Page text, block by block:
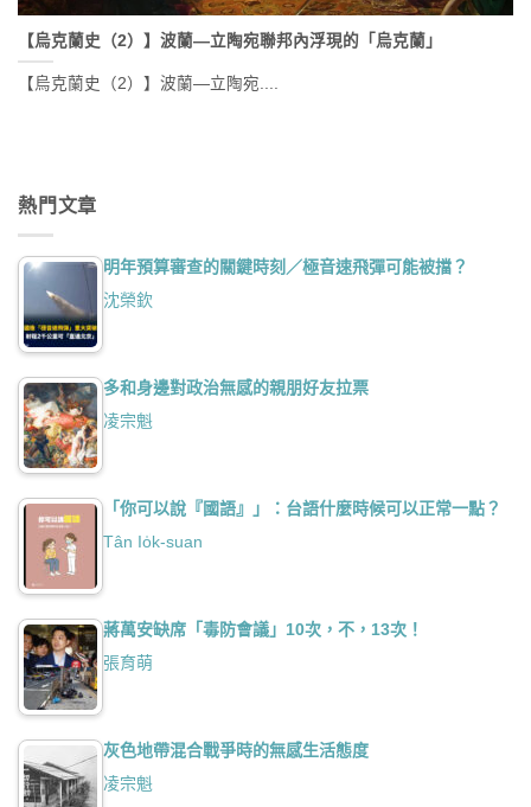
【烏克蘭史（2）】波蘭—立陶宛聯邦內浮現的「烏克蘭」
【烏克蘭史（2）】波蘭—立陶宛....
熱門文章
明年預算審查的關鍵時刻／極音速飛彈可能被擋？
沈榮欽
多和身邊對政治無感的親朋好友拉票
凌宗魁
「你可以說『國語』」：台語什麼時候可以正常一點？
Tân Io̍k-suan
蔣萬安缺席「毒防會議」10次，不，13次！
張育萌
灰色地帶混合戰爭時的無感生活態度
凌宗魁